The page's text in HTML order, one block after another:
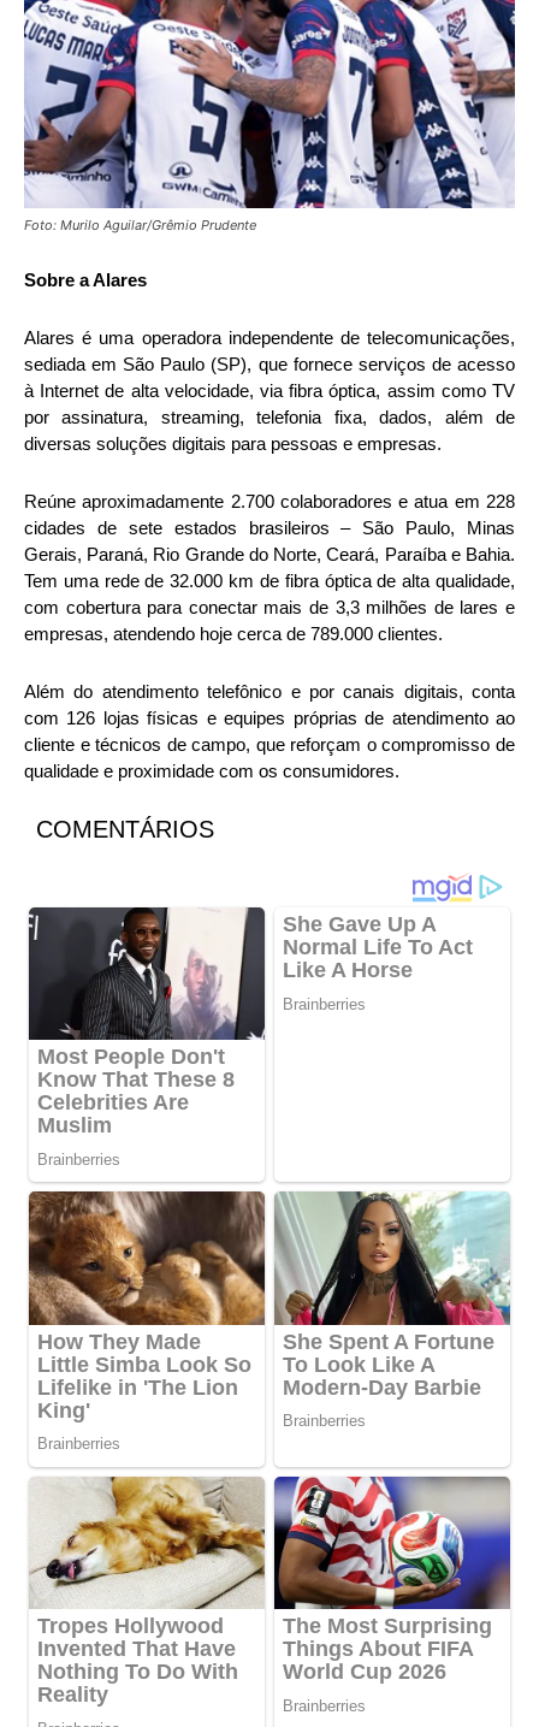
Foto: Murilo Aguilar/Grêmio Prudente
Sobre a Alares
Alares é uma operadora independente de telecomunicações,
sediada em São Paulo (SP), que fornece serviços de acesso
à Internet de alta velocidade, via fibra óptica, assim como TV
por assinatura, streaming, telefonia fixa, dados, além de
diversas soluções digitais para pessoas e empresas.
Reúne aproximadamente 2.700 colaboradores e atua em 228
cidades de sete estados brasileiros – São Paulo, Minas
Gerais, Paraná, Rio Grande do Norte, Ceará, Paraíba e Bahia.
Tem uma rede de 32.000 km de fibra óptica de alta qualidade,
com cobertura para conectar mais de 3,3 milhões de lares e
empresas, atendendo hoje cerca de 789.000 clientes.
Além do atendimento telefônico e por canais digitais, conta
com 126 lojas físicas e equipes próprias de atendimento ao
cliente e técnicos de campo, que reforçam o compromisso de
qualidade e proximidade com os consumidores.
COMENTÁRIOS